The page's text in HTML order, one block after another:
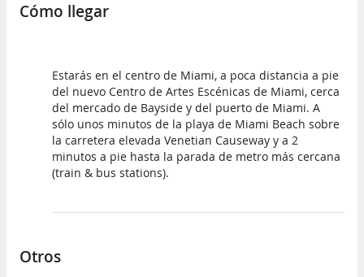
Cómo llegar
Estarás en el centro de Miami, a poca distancia a pie
del nuevo Centro de Artes Escénicas de Miami, cerca
del mercado de Bayside y del puerto de Miami. A
sólo unos minutos de la playa de Miami Beach sobre
la carretera elevada Venetian Causeway y a 2
minutos a pie hasta la parada de metro más cercana
(train & bus stations).
Otros